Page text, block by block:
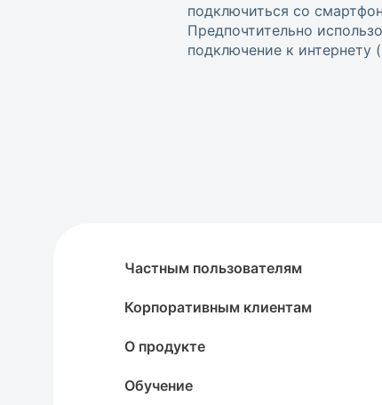
подключиться со
Предпочтительно
подключение к интернету
Частным пользователям
Корпоративным клиентам
О продукте
Обучение